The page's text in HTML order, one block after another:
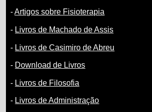
-Artigos sobre Fisioterapia
- Livros de Machado de Assis
- Livros de Casimiro de Abreu
- Download de Livros
- Livros de Filosofia
- Livros de Administração